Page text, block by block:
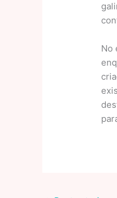
No